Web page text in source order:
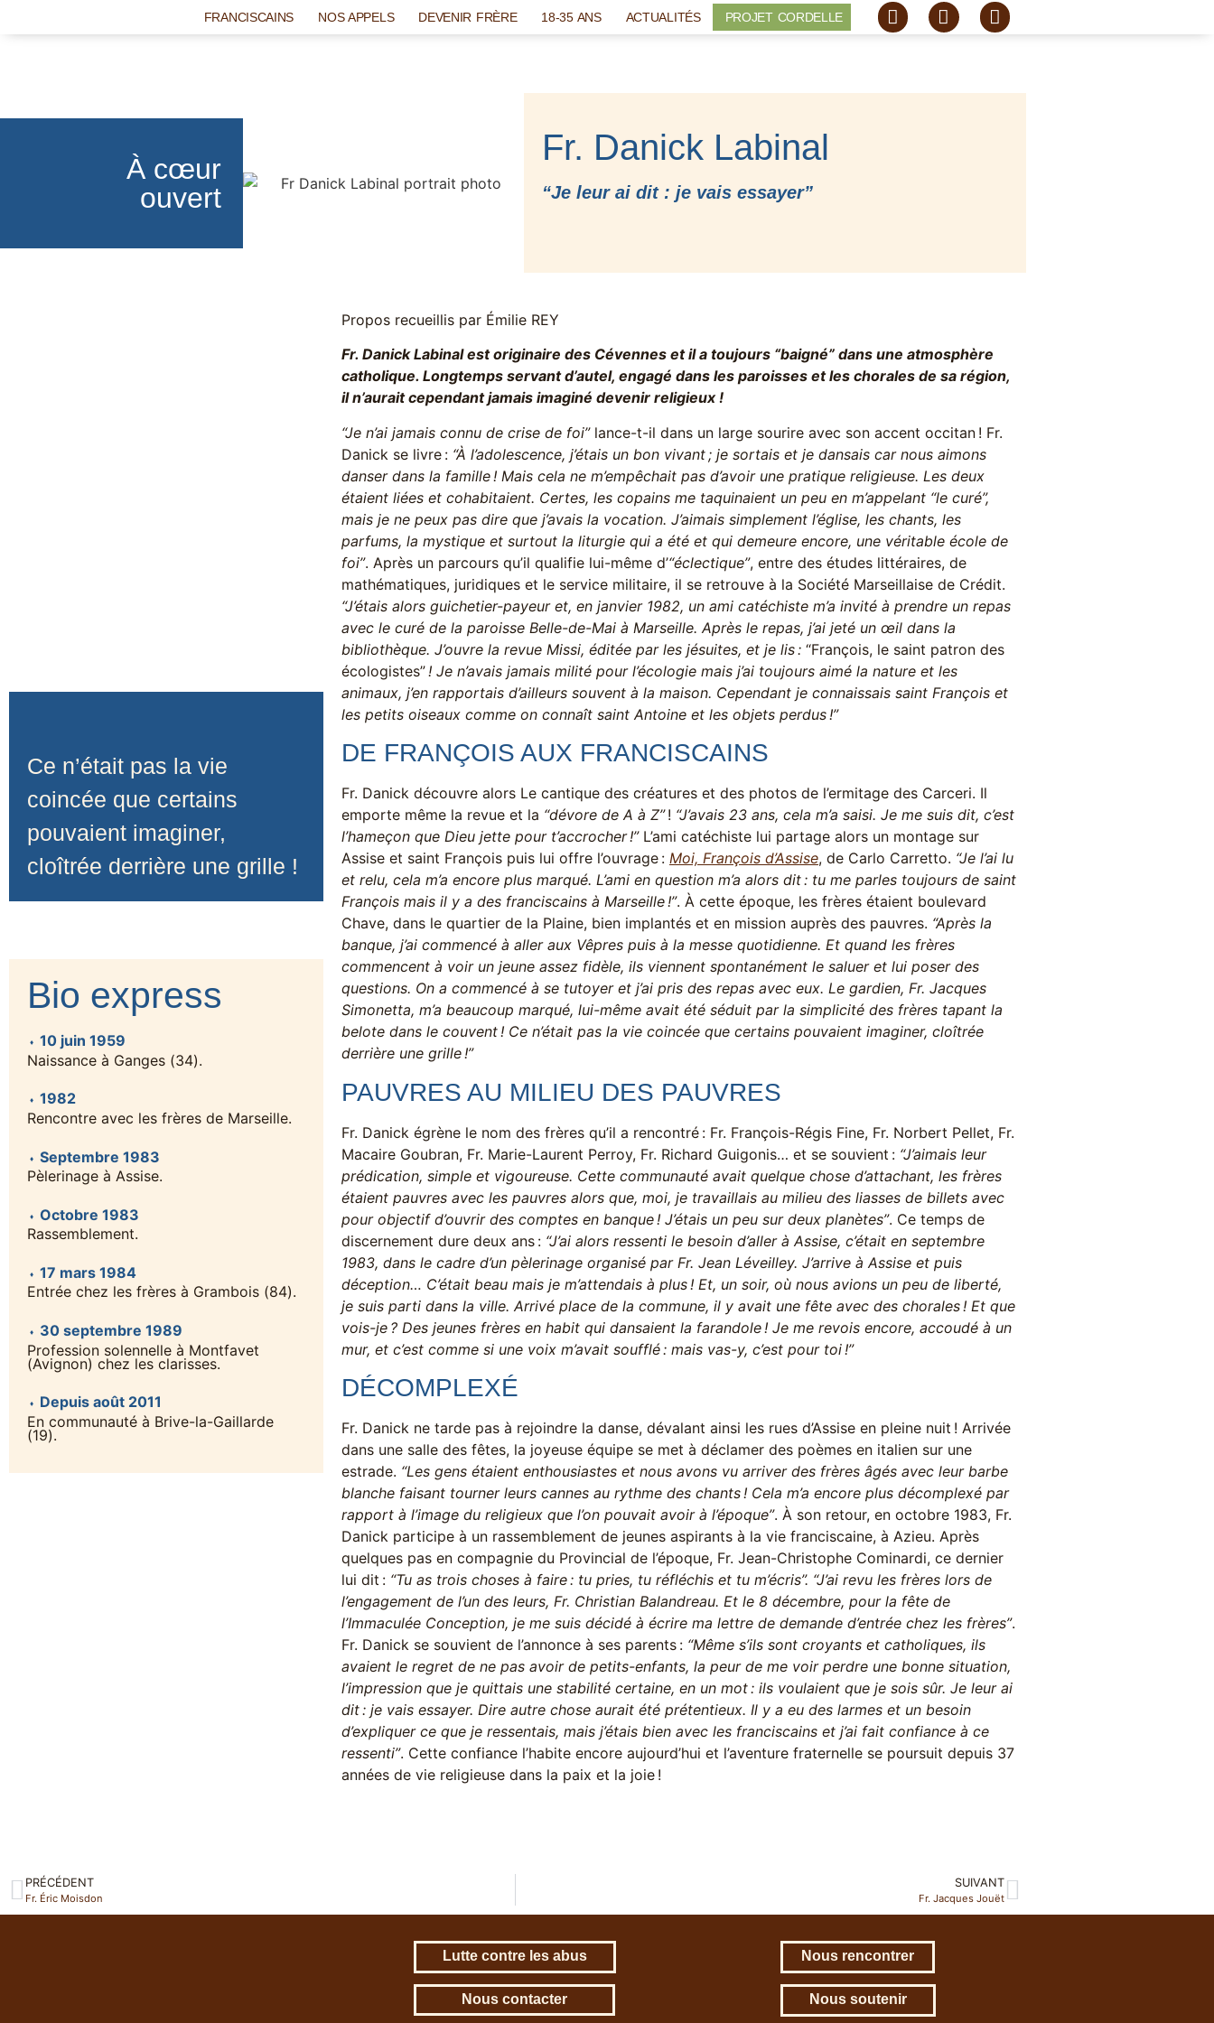
FRANCISCAINS NOS APPELS DEVENIR FRÈRE 18-35 ANS ACTUALITÉS PROJET CORDELLE
À cœur
ouvert
Fr. Danick Labinal
“Je leur ai dit : je vais essayer”
Ce n’était pas la vie
coincée que certains
pouvaient imaginer,
cloîtrée derrière une grille !
Bio express
10 juin 1959
Naissance à Ganges (34).
1982
Rencontre avec les frères de Marseille.
Septembre 1983
Pèlerinage à Assise.
Octobre 1983
Rassemblement.
17 mars 1984
Entrée chez les frères à Grambois (84).
30 septembre 1989
Profession solennelle à Montfavet
(Avignon) chez les clarisses.
Depuis août 2011
En communauté à Brive-la-Gaillarde
(19).
Propos recueillis par Émilie REY
Fr. Danick Labinal est originaire des Cévennes et il a toujours “baigné” dans une atmosphère
catholique. Longtemps servant d’autel, engagé dans les paroisses et les chorales de sa région,
il n’aurait cependant jamais imaginé devenir religieux !
“Je n’ai jamais connu de crise de foi”lance-t-il dans un large sourire avec son accent occitan ! Fr.
Danick se livre : “À l’adolescence, j’étais un bon vivant ; je sortais et je dansais car nous aimons
danser dans la famille ! Mais cela ne m’empêchait pas d’avoir une pratique religieuse. Les deux
étaient liées et cohabitaient. Certes, les copains me taquinaient un peu en m’appelant “le curé”,
mais je ne peux pas dire que j’avais la vocation. J’aimais simplement l’église, les chants, les
parfums, la mystique et surtout la liturgie qui a été et qui demeure encore, une véritable école de
foi”. Après un parcours qu’il qualifie lui-même d’“éclectique”, entre des études littéraires, de
mathématiques, juridiques et le service militaire, il se retrouve à la Société Marseillaise de Crédit.
“J’étais alors guichetier-payeur et, en janvier 1982, un ami catéchiste m’a invité à prendre un repas
avec le curé de la paroisse Belle-de-Mai à Marseille. Après le repas, j’ai jeté un œil dans la
bibliothèque. J’ouvre la revue Missi, éditée par les jésuites, et je lis : “François, le saint patron des
écologistes”! Je n’avais jamais milité pour l’écologie mais j’ai toujours aimé la nature et les
animaux, j’en rapportais d’ailleurs souvent à la maison. Cependant je connaissais saint François et
les petits oiseaux comme on connaît saint Antoine et les objets perdus !”
DE FRANÇOIS AUX FRANCISCAINS
Fr. Danick découvre alors Le cantique des créatures et des photos de l’ermitage des Carceri. Il
emporte même la revue et la “dévore de A à Z”! “J’avais 23 ans, cela m’a saisi. Je me suis dit, c’est
l’hameçon que Dieu jette pour t’accrocher !”L’ami catéchiste lui partage alors un montage sur
Assise et saint François puis lui offre l’ouvrage : Moi, François d’Assise, de Carlo Carretto. “Je l’ai lu
et relu, cela m’a encore plus marqué. L’ami en question m’a alors dit : tu me parles toujours de saint
François mais il y a des franciscains à Marseille !”. À cette époque, les frères étaient boulevard
Chave, dans le quartier de la Plaine, bien implantés et en mission auprès des pauvres. “Après la
banque, j’ai commencé à aller aux Vêpres puis à la messe quotidienne. Et quand les frères
commencent à voir un jeune assez fidèle, ils viennent spontanément le saluer et lui poser des
questions. On a commencé à se tutoyer et j’ai pris des repas avec eux. Le gardien, Fr. Jacques
Simonetta, m’a beaucoup marqué, lui-même avait été séduit par la simplicité des frères tapant la
belote dans le couvent ! Ce n’était pas la vie coincée que certains pouvaient imaginer, cloîtrée
derrière une grille !”
PAUVRES AU MILIEU DES PAUVRES
Fr. Danick égrène le nom des frères qu’il a rencontré : Fr. François-Régis Fine, Fr. Norbert Pellet, Fr.
Macaire Goubran, Fr. Marie-Laurent Perroy, Fr. Richard Guigonis… et se souvient : “J’aimais leur
prédication, simple et vigoureuse. Cette communauté avait quelque chose d’attachant, les frères
étaient pauvres avec les pauvres alors que, moi, je travaillais au milieu des liasses de billets avec
pour objectif d’ouvrir des comptes en banque ! J’étais un peu sur deux planètes”. Ce temps de
discernement dure deux ans : “J’ai alors ressenti le besoin d’aller à Assise, c’était en septembre
1983, dans le cadre d’un pèlerinage organisé par Fr. Jean Léveilley. J’arrive à Assise et puis
déception… C’était beau mais je m’attendais à plus ! Et, un soir, où nous avions un peu de liberté,
je suis parti dans la ville. Arrivé place de la commune, il y avait une fête avec des chorales ! Et que
vois-je ? Des jeunes frères en habit qui dansaient la farandole ! Je me revois encore, accoudé à un
mur, et c’est comme si une voix m’avait soufflé : mais vas-y, c’est pour toi !”
DÉCOMPLEXÉ
Fr. Danick ne tarde pas à rejoindre la danse, dévalant ainsi les rues d’Assise en pleine nuit ! Arrivée
dans une salle des fêtes, la joyeuse équipe se met à déclamer des poèmes en italien sur une
estrade. “Les gens étaient enthousiastes et nous avons vu arriver des frères âgés avec leur barbe
blanche faisant tourner leurs cannes au rythme des chants ! Cela m’a encore plus décomplexé par
rapport à l’image du religieux que l’on pouvait avoir à l’époque”. À son retour, en octobre 1983, Fr.
Danick participe à un rassemblement de jeunes aspirants à la vie franciscaine, à Azieu. Après
quelques pas en compagnie du Provincial de l’époque, Fr. Jean-Christophe Cominardi, ce dernier
lui dit : “Tu as trois choses à faire : tu pries, tu réfléchis et tu m’écris”. “J’ai revu les frères lors de
l’engagement de l’un des leurs, Fr. Christian Balandreau. Et le 8 décembre, pour la fête de
l’Immaculée Conception, je me suis décidé à écrire ma lettre de demande d’entrée chez les frères”.
Fr. Danick se souvient de l’annonce à ses parents : “Même s’ils sont croyants et catholiques, ils
avaient le regret de ne pas avoir de petits-enfants, la peur de me voir perdre une bonne situation,
l’impression que je quittais une stabilité certaine, en un mot : ils voulaient que je sois sûr. Je leur ai
dit : je vais essayer. Dire autre chose aurait été prétentieux. Il y a eu des larmes et un besoin
d’expliquer ce que je ressentais, mais j’étais bien avec les franciscains et j’ai fait confiance à ce
ressenti”. Cette confiance l’habite encore aujourd’hui et l’aventure fraternelle se poursuit depuis 37
années de vie religieuse dans la paix et la joie !
PRÉCÉDENT
Fr. Éric Moisdon
SUIVANT
Fr. Jacques Jouët
Lutte contre les abus
Nous contacter
Nous rencontrer
Nous soutenir